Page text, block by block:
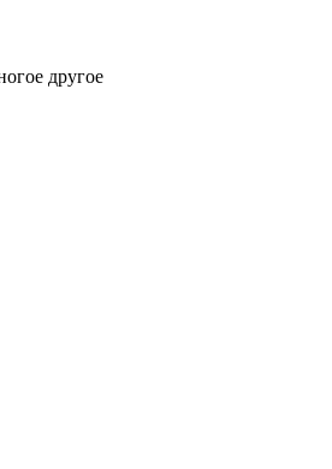
другое